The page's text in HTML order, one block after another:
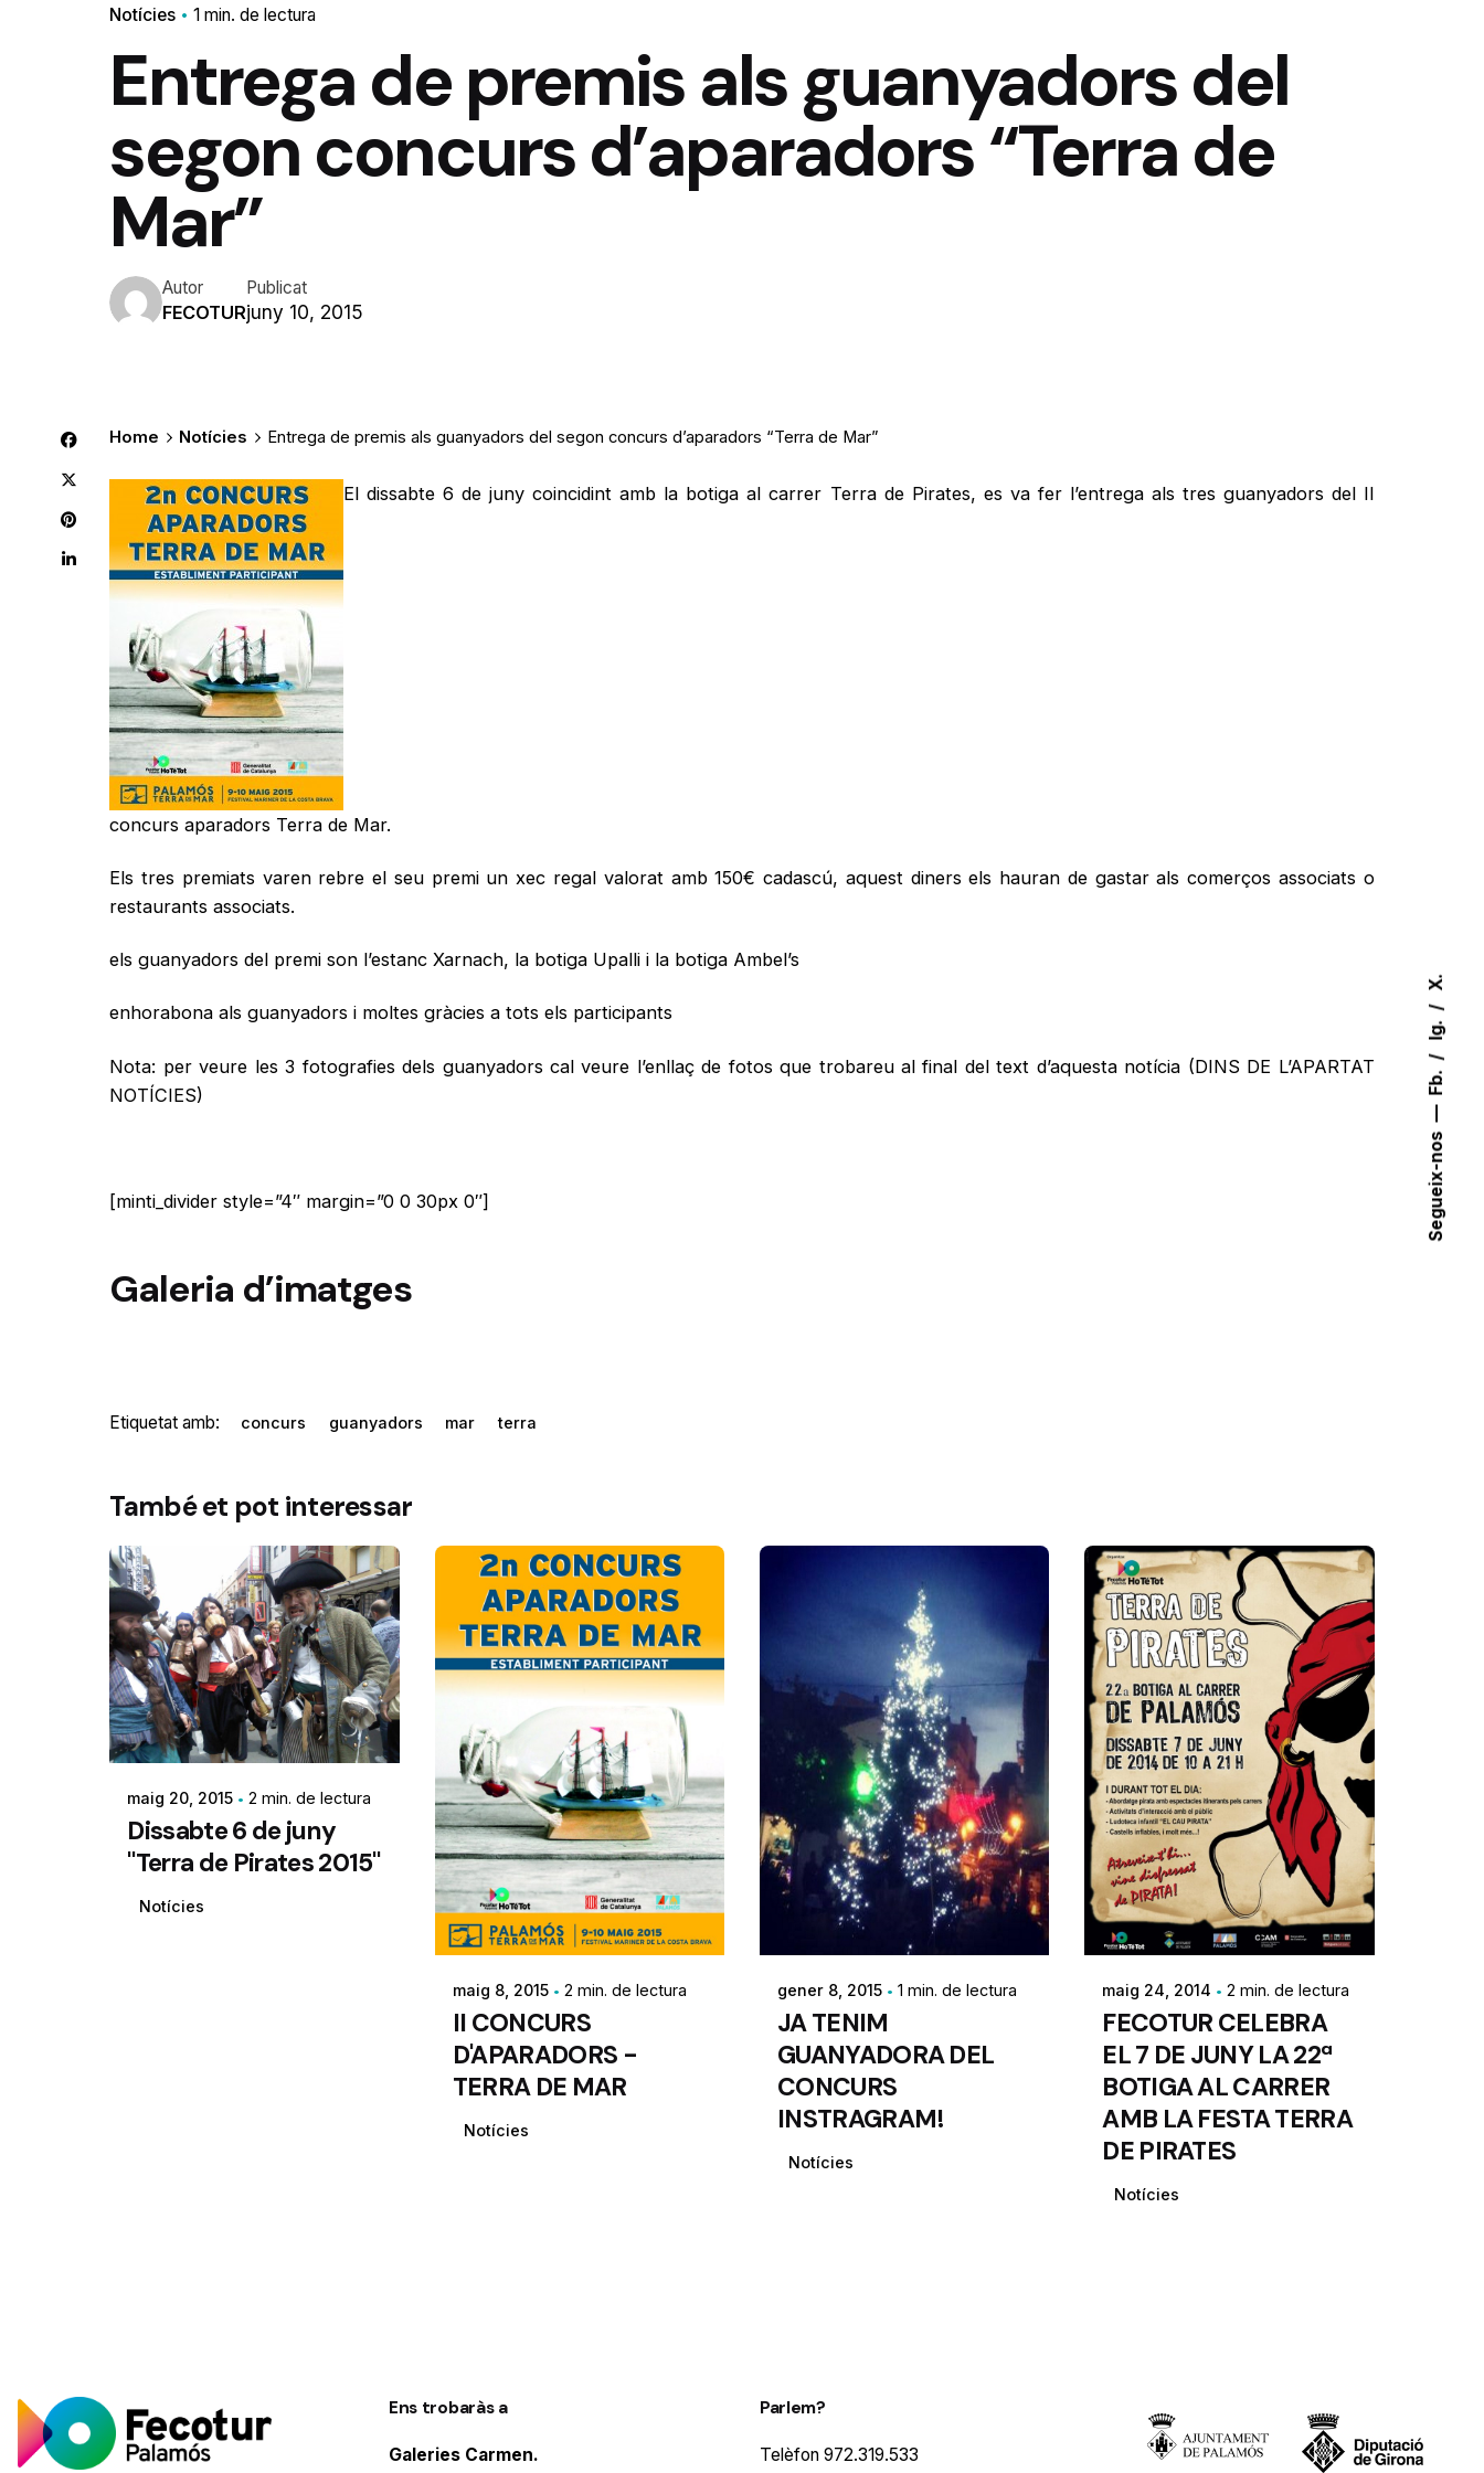
Segueix-nos
Fb.
Ig.
X.
Notícies 1 min. de lectura
Entrega de premis als guanyadors del
segon concurs d’aparadors “Terra de
Mar”
Autor
FECOTUR
Publicat
juny 10, 2015
Home Notícies Entrega de premis als guanyadors del segon concurs d’aparadors “Terra de Mar”
El dissabte 6 de juny coincidint amb la botiga al carrer Terra de Pirates, es va fer l’entrega als tres guanyadors del II
concurs aparadors Terra de Mar.
Els tres premiats varen rebre el seu premi un xec regal valorat amb 150€ cadascú, aquest diners els hauran de gastar als comerços associats o
restaurants associats.
els guanyadors del premi son l’estanc Xarnach, la botiga Upalli i la botiga Ambel’s
enhorabona als guanyadors i moltes gràcies a tots els participants
Nota: per veure les 3 fotografies dels guanyadors cal veure l’enllaç de fotos que trobareu al final del text d’aquesta notícia (DINS DE L’APARTAT
NOTÍCIES)
[minti_divider style=”4″ margin=”0 0 30px 0″]
Galeria d’imatges
Etiquetat amb: concurs guanyadors mar terra
També et pot interessar
maig 20, 2015 2 min. de lectura
Dissabte 6 de juny
"Terra de Pirates 2015"
Notícies
maig 8, 2015 2 min. de lectura
II CONCURS
D'APARADORS -
TERRA DE MAR
Notícies
gener 8, 2015 1 min. de lectura
JA TENIM
GUANYADORA DEL
CONCURS
INSTRAGRAM!
Notícies
maig 24, 2014 2 min. de lectura
FECOTUR CELEBRA
EL 7 DE JUNY LA 22ª
BOTIGA AL CARRER
AMB LA FESTA TERRA
DE PIRATES
Notícies
Ens trobaràs a
Galeries Carmen.
Parlem?
Telèfon 972.319.533